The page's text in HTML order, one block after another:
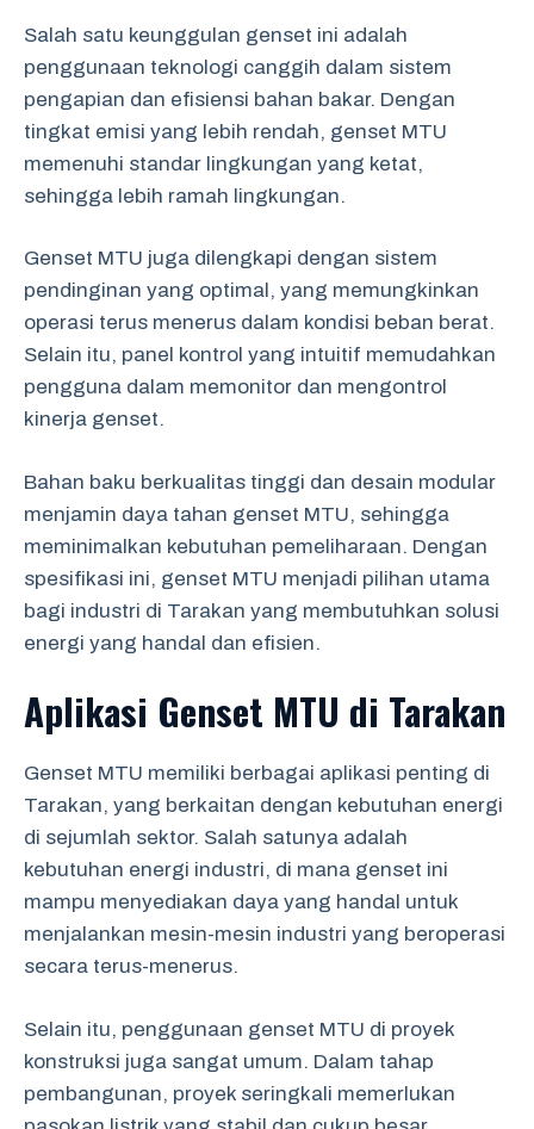
Salah satu keunggulan genset ini adalah
penggunaan teknologi canggih dalam sistem
pengapian dan efisiensi bahan bakar. Dengan
tingkat emisi yang lebih rendah, genset MTU
memenuhi standar lingkungan yang ketat,
sehingga lebih ramah lingkungan.
Genset MTU juga dilengkapi dengan sistem
pendinginan yang optimal, yang memungkinkan
operasi terus menerus dalam kondisi beban berat.
Selain itu, panel kontrol yang intuitif memudahkan
pengguna dalam memonitor dan mengontrol
kinerja genset.
Bahan baku berkualitas tinggi dan desain modular
menjamin daya tahan genset MTU, sehingga
meminimalkan kebutuhan pemeliharaan. Dengan
spesifikasi ini, genset MTU menjadi pilihan utama
bagi industri di Tarakan yang membutuhkan solusi
energi yang handal dan efisien.
Aplikasi Genset MTU di Tarakan
Genset MTU memiliki berbagai aplikasi penting di
Tarakan, yang berkaitan dengan kebutuhan energi
di sejumlah sektor. Salah satunya adalah
kebutuhan energi industri, di mana genset ini
mampu menyediakan daya yang handal untuk
menjalankan mesin-mesin industri yang beroperasi
secara terus-menerus.
Selain itu, penggunaan genset MTU di proyek
konstruksi juga sangat umum. Dalam tahap
pembangunan, proyek seringkali memerlukan